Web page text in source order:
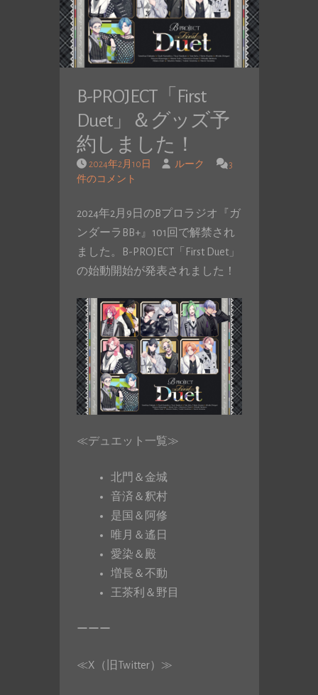
B-PROJECT「First
Duet」＆グッズ予
約しました！
2024年2月10日 ルーク
3
件のコメント
2024年2月9日のBプロラジオ『ガ
ンダーラBB+』101回で解禁され
ました。B-PROJECT「First Duet」
の始動開始が発表されました！
≪デュエット一覧≫
北門＆金城
音済＆釈村
是国＆阿修
唯月＆遙日
愛染＆殿
増長＆不動
王茶利＆野目
ーーー
≪X（旧Twitter）≫